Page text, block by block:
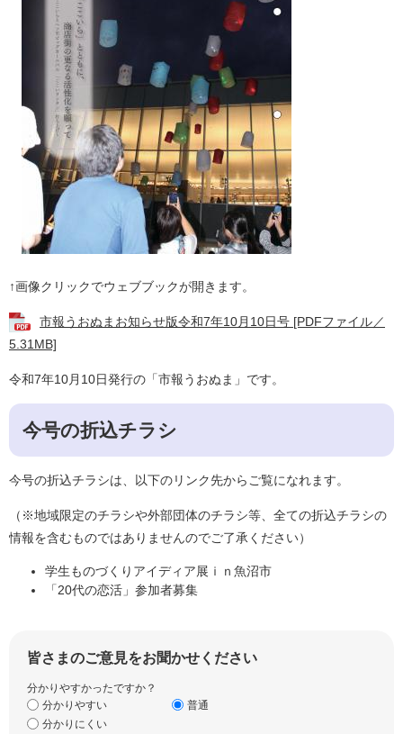
↑画像クリックでウェブブックが開きます。
市報うおぬまお知らせ版令和7年10月10日号 [PDFファイル／
5.31MB]
令和7年10月10日発行の「市報うおぬま」です。
今号の折込チラシ
今号の折込チラシは、以下のリンク先からご覧になれます。
（※地域限定のチラシや外部団体のチラシ等、全ての折込チラシの
情報を含むものではありませんのでご了承ください）
学生ものづくりアイディア展ｉｎ魚沼市
「20代の恋活」参加者募集
皆さまのご意見をお聞かせください
分かりやすかったですか？
分かりやすい
普通
分かりにくい